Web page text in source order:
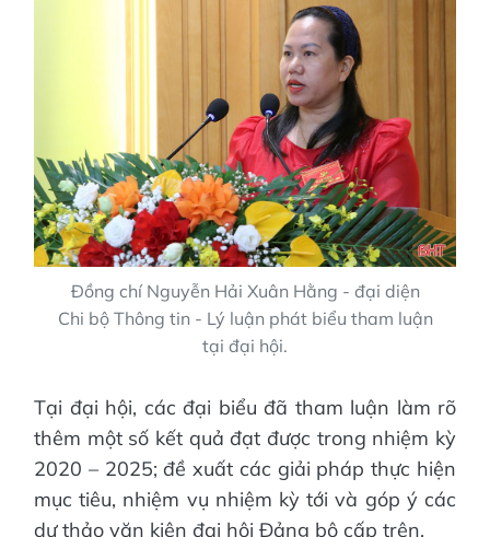
Đồng chí Nguyễn Hải Xuân Hằng - đại diện
Chi bộ Thông tin - Lý luận phát biểu tham luận
tại đại hội.
Tại đại hội, các đại biểu đã tham luận làm rõ
thêm một số kết quả đạt được trong nhiệm kỳ
2020 – 2025; đề xuất các giải pháp thực hiện
mục tiêu, nhiệm vụ nhiệm kỳ tới và góp ý các
dự thảo văn kiện đại hội Đảng bộ cấp trên.